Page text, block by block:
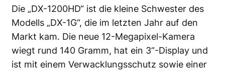
Die „DX-1200HD“ ist die kleine Schwester des
Modells „DX-1G“, die im letzten Jahr auf den
Markt kam. Die neue 12-Megapixel-Kamera
wiegt rund 140 Gramm, hat ein 3“-Display und
ist mit einem Verwacklungsschutz sowie einer